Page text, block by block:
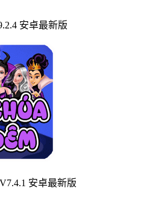
安卓最新版
安卓最新版